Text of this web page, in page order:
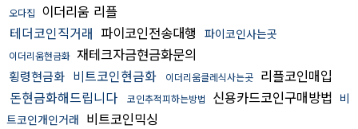
오다집 이더리움 리플
테더코인직거래 파이코인전송대행 파이코인사는곳
이더리움현금화 재테크자금현금화문의
횡령현금화 비트코인현금화 이더리움클레식사는곳 리플코인매입
돈현금화해드립니다
코인추적피하는방법 신용카드코인구매방법 비
트코인개인거래 비트코인믹싱